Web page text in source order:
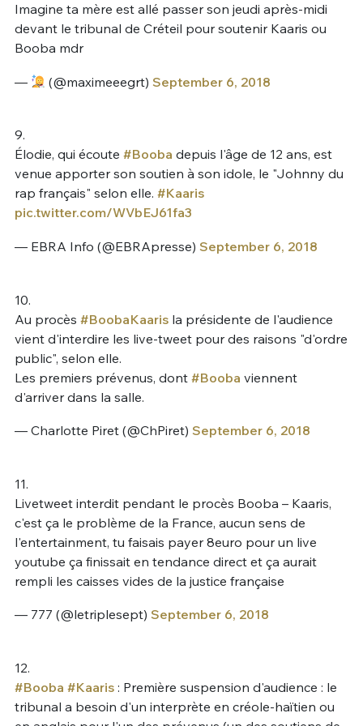
Imagine ta mère est allé passer son jeudi après-midi
devant le tribunal de Créteil pour soutenir Kaaris ou
Booba mdr
— (@maximeeegrt) September 6, 2018
9.
Élodie, qui écoute #Booba depuis l'âge de 12 ans, est
venue apporter son soutien à son idole, le "Johnny du
rap français" selon elle. #Kaaris
pic.twitter.com/WVbEJ61fa3
— EBRA Info (@EBRApresse) September 6, 2018
10.
Au procès #BoobaKaarisla présidente de l'audience
vient d'interdire les live-tweet pour des raisons "d'ordre
public", selon elle.
Les premiers prévenus, dont #Booba viennent
d'arriver dans la salle.
— Charlotte Piret (@ChPiret) September 6, 2018
11.
Livetweet interdit pendant le procès Booba – Kaaris,
c'est ça le problème de la France, aucun sens de
l'entertainment, tu faisais payer 8euro pour un live
youtube ça finissait en tendance direct et ça aurait
rempli les caisses vides de la justice française
— 777 (@letriplesept) September 6, 2018
12.
#Booba #Kaaris: Première suspension d'audience : le
tribunal a besoin d'un interprète en créole-haïtien ou